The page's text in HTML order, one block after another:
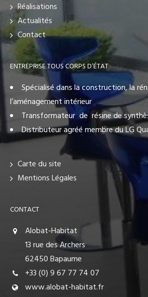
Réalisations
Actualités
Contact
ENTREPRISE TOUS CORPS D’ÉTAT
Spécialisé dans la construction, la
l’aménagement intérieur
Transformateur de résine de
Distributeur agréé membre du LG
Carte du site
Mentions Légales
CONTACT
Alobat-Habitat
13 rue des Archers
62450 Bapaume
+33 (0) 9 67 77 74 07
www.alobat-habitat.fr